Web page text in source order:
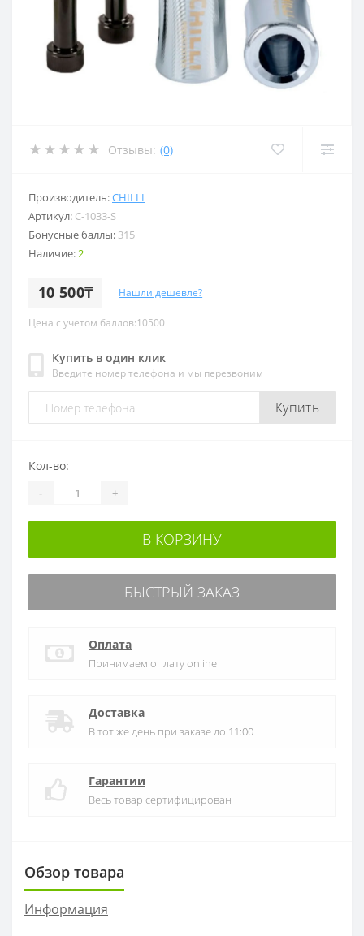
Отзывы: (0)
Производитель:CHILLI
Артикул: C-1033-S
Бонусные баллы: 315
Наличие:2
10 500₸ Нашли дешевле?
Цена с учетом баллов:10500
Купить в один клик
Введите номер телефона и мы перезвоним
Купить
Кол-во:
- +
В КОРЗИНУ
БЫСТРЫЙ ЗАКАЗ
Оплата
Принимаем оплату online
Доставка
В тот же день при заказе до 11:00
Гарантии
Весь товар сертифицирован
Обзор товара
Информация